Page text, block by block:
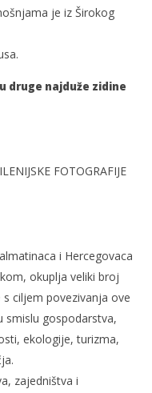
je iz Širokog
druge najduže zidine
FOTOGRAFIJE
i Hercegovaca
okuplja veliki broj
ciljem povezivanja ove
smislu gospodarstva,
ekologije, turizma,
zajedništva i